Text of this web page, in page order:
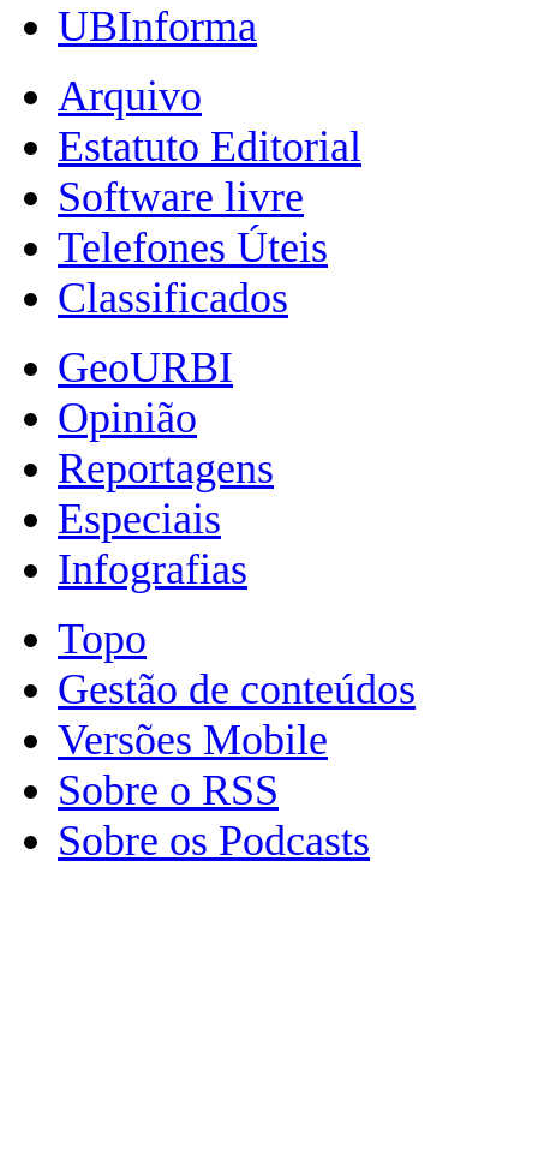
UBInforma
Arquivo
Estatuto Editorial
Software livre
Telefones Úteis
Classificados
GeoURBI
Opinião
Reportagens
Especiais
Infografias
Topo
Gestão de conteúdos
Versões Mobile
Sobre o RSS
Sobre os Podcasts